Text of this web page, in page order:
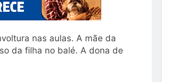
nas aulas. A mãe da
da filha no balé. A dona de